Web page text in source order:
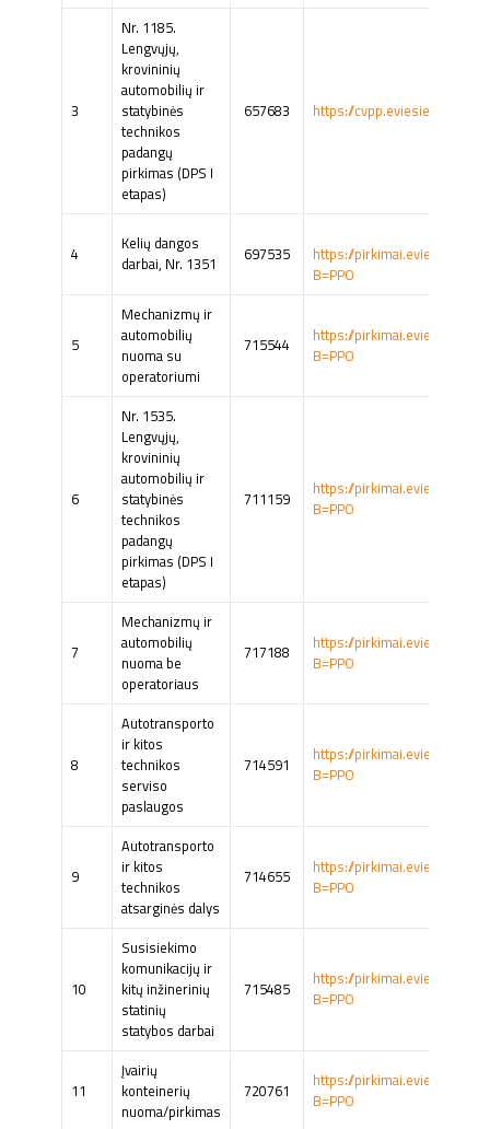
3
Nr. 1185.
Lengvųjų,
krovininių
automobilių ir
statybinės
technikos
padangų
pirkimas (DPS I
etapas)
657683 https://
4
Kelių dangos
darbai, Nr. 1351
697535
https://
B=PPO
5
Mechanizmų ir
automobilių
nuoma su
operatoriumi
715544
https://
B=PPO
6
Nr. 1535.
Lengvųjų,
krovininių
automobilių ir
statybinės
technikos
padangų
pirkimas (DPS I
etapas)
711159
https://
B=PPO
7
Mechanizmų ir
automobilių
nuoma be
operatoriaus
717188
https://
B=PPO
8
Autotransporto
ir kitos
technikos
serviso
paslaugos
714591
https://
B=PPO
9
Autotransporto
ir kitos
technikos
atsarginės dalys
714655
https://
B=PPO
10
Susisiekimo
komunikacijų ir
kitų inžinerinių
statinių
statybos darbai
715485
https://
B=PPO
11
Įvairių
konteinerių
nuoma/pirkimas
720761
https://
B=PPO